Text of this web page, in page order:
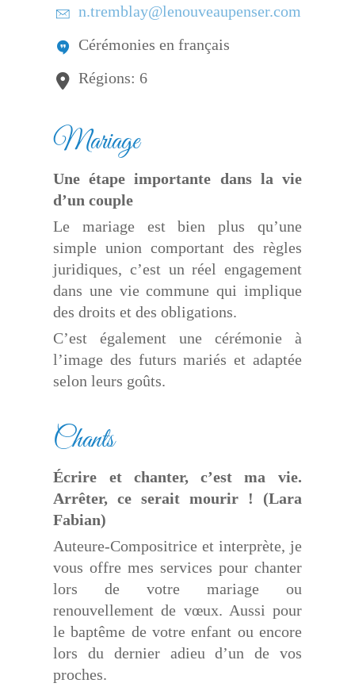
n.tremblay@lenouveaupenser.com
Cérémonies en français
Régions: 6
Mariage
Une étape importante dans la vie
d’un couple
Le mariage est bien plus qu’une
simple union comportant des règles
juridiques, c’est un réel engagement
dans une vie commune qui implique
des droits et des obligations.
C’est également une cérémonie à
l’image des futurs mariés et adaptée
selon leurs goûts.
Chants
Écrire et chanter, c’est ma vie.
Arrêter, ce serait mourir ! (Lara
Fabian)
Auteure-Compositrice et interprète, je
vous offre mes services pour chanter
lors de votre mariage ou
renouvellement de vœux. Aussi pour
le baptême de votre enfant ou encore
lors du dernier adieu d’un de vos
proches.